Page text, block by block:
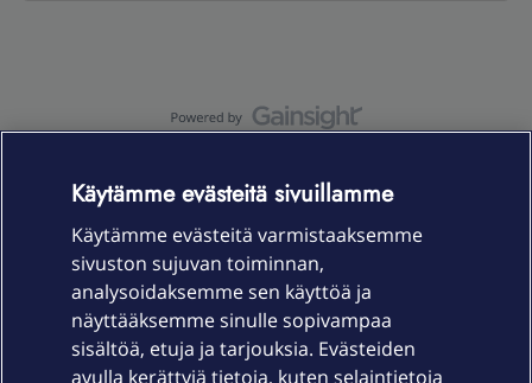
Laitteet & liittymät
Palvelut
Käytämme evästeitä sivuillamme
Käytämme evästeitä varmistaaksemme
sivuston sujuvan toiminnan,
analysoidaksemme sen käyttöä ja
näyttääksemme sinulle sopivampaa
sisältöä, etuja ja tarjouksia. Evästeiden
avulla kerättyjä tietoja, kuten selaintietoja